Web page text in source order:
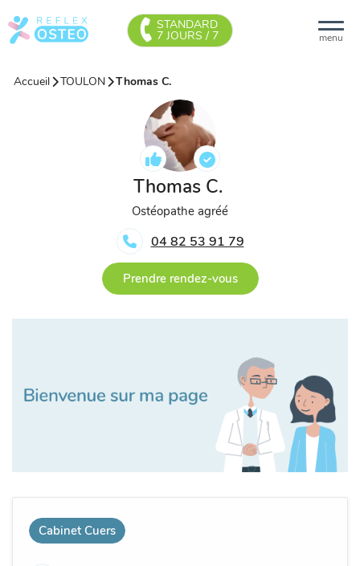
menu
STANDARD
7 JOURS / 7
Accueil TOULON Thomas C.
Thomas C.
Ostéopathe agréé
04 82 53 91 79
Prendre rendez-vous
Cabinet Cuers